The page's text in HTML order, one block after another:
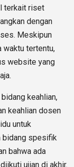
terkait riset
dengan
Meskipun
waktu tertentu,
website yang
keahlian,
keahlian dosen
untuk
bidang spesifik
bahwa ada
ujian di akhir.